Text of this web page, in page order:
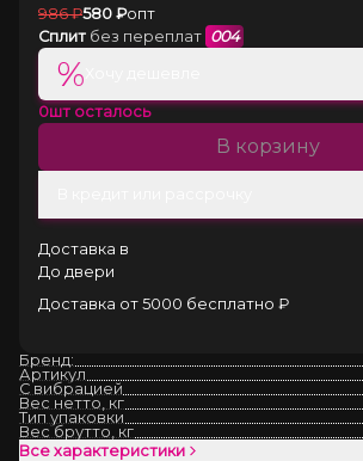
986 ₽580 ₽опт
Сплит без переплат 004
%
0шт осталось
В корзину
Доставка в
До двери
Доставка от 5000 бесплатно ₽
Бренд:
Артикул
С вибрацией
Вес нетто, кг
Тип упаковки
Вес брутто, кг
Все характеристики